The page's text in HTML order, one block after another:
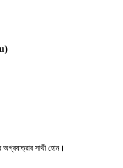
অগ্রযাত্রার সাথী হোন।